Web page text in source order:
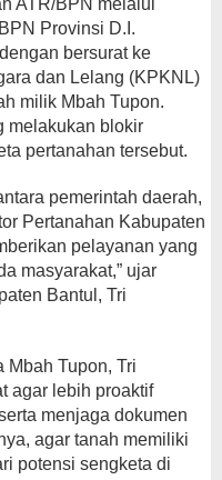
ATR/BPN melalui
Provinsi D.I.
bersurat ke
dan Lelang (KPKNL)
milik Mbah Tupon.
melakukan blokir
pertanahan tersebut.
pemerintah daerah,
Pertanahan Kabupaten
pelayanan yang
masyarakat,” ujar
Bantul, Tri
Mbah Tupon, Tri
agar lebih proaktif
menjaga dokumen
agar tanah memiliki
potensi sengketa di